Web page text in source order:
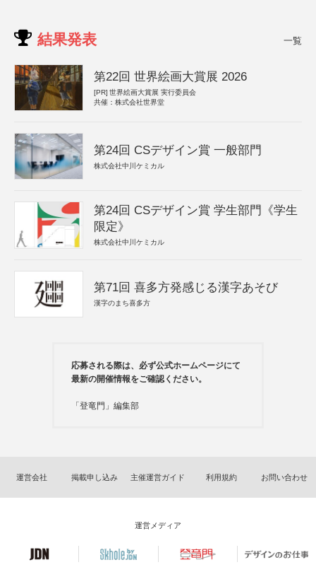
結果発表 一覧
第22回 世界絵画大賞展 2026
[PR] 世界絵画大賞展 実行委員会
共催：株式会社世界堂
第24回 CSデザイン賞 一般部門
株式会社中川ケミカル
第24回 CSデザイン賞 学生部門《学生
限定》
株式会社中川ケミカル
第71回 喜多方発感じる漢字あそび
漢字のまち喜多方
応募される際は、必ず公式ホームページにて
最新の開催情報をご確認ください。
「登竜門」編集部
運営会社 掲載申し込み 主催運営ガイド 利用規約 お問い合わせ
運営メディア